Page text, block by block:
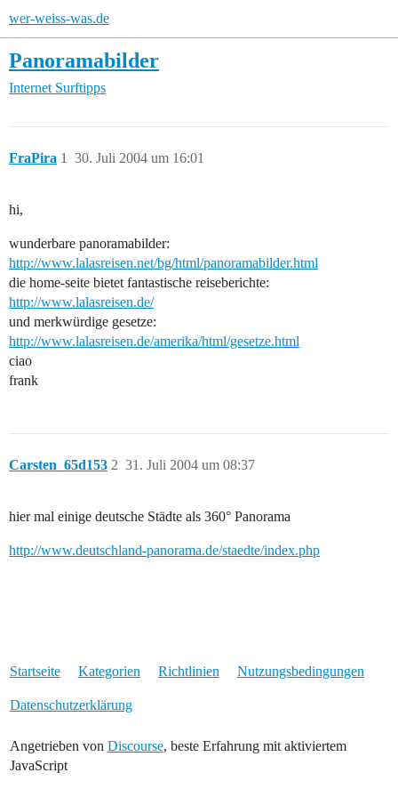
wer-weiss-was.de
Panoramabilder
Internet Surftipps
FraPira 30. Juli 2004 um 16:01
1
hi,
wunderbare panoramabilder:
http://www.lalasreisen.net/bg/html/panoramabilder.html
die home-seite bietet fantastische reiseberichte:
http://www.lalasreisen.de/
und merkwürdige gesetze:
http://www.lalasreisen.de/amerika/html/gesetze.html
ciao
frank
Carsten_65d153 31. Juli 2004 um 08:37
2
hier mal einige deutsche Städte als 360° Panorama
http://www.deutschland-panorama.de/staedte/index.php
Startseite Kategorien Richtlinien Nutzungsbedingungen
Datenschutzerklärung
Angetrieben von Discourse, beste Erfahrung mit aktiviertem
JavaScript